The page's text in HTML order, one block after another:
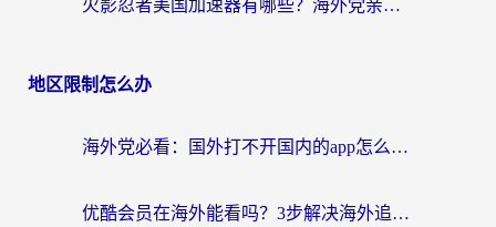
火影忍者美国加速器有哪些？海外党亲测的国服游戏加速全攻略（含菲律宾玩三国之刃守望黎明技巧）
地区限制怎么办
海外党必看：国外打不开国内的app怎么办？3步解决你的乡愁
优酷会员在海外能看吗？3步解决海外追剧难题，附实测好用加速器推荐